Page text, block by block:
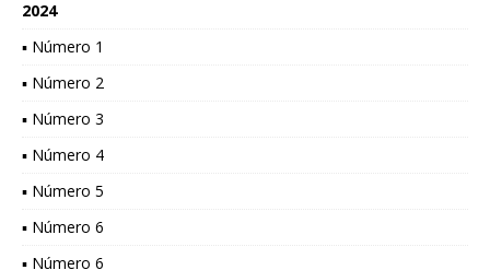
2024
▪ Número 1
▪ Número 2
▪ Número 3
▪ Número 4
▪ Número 5
▪ Número 6
▪ Número 6